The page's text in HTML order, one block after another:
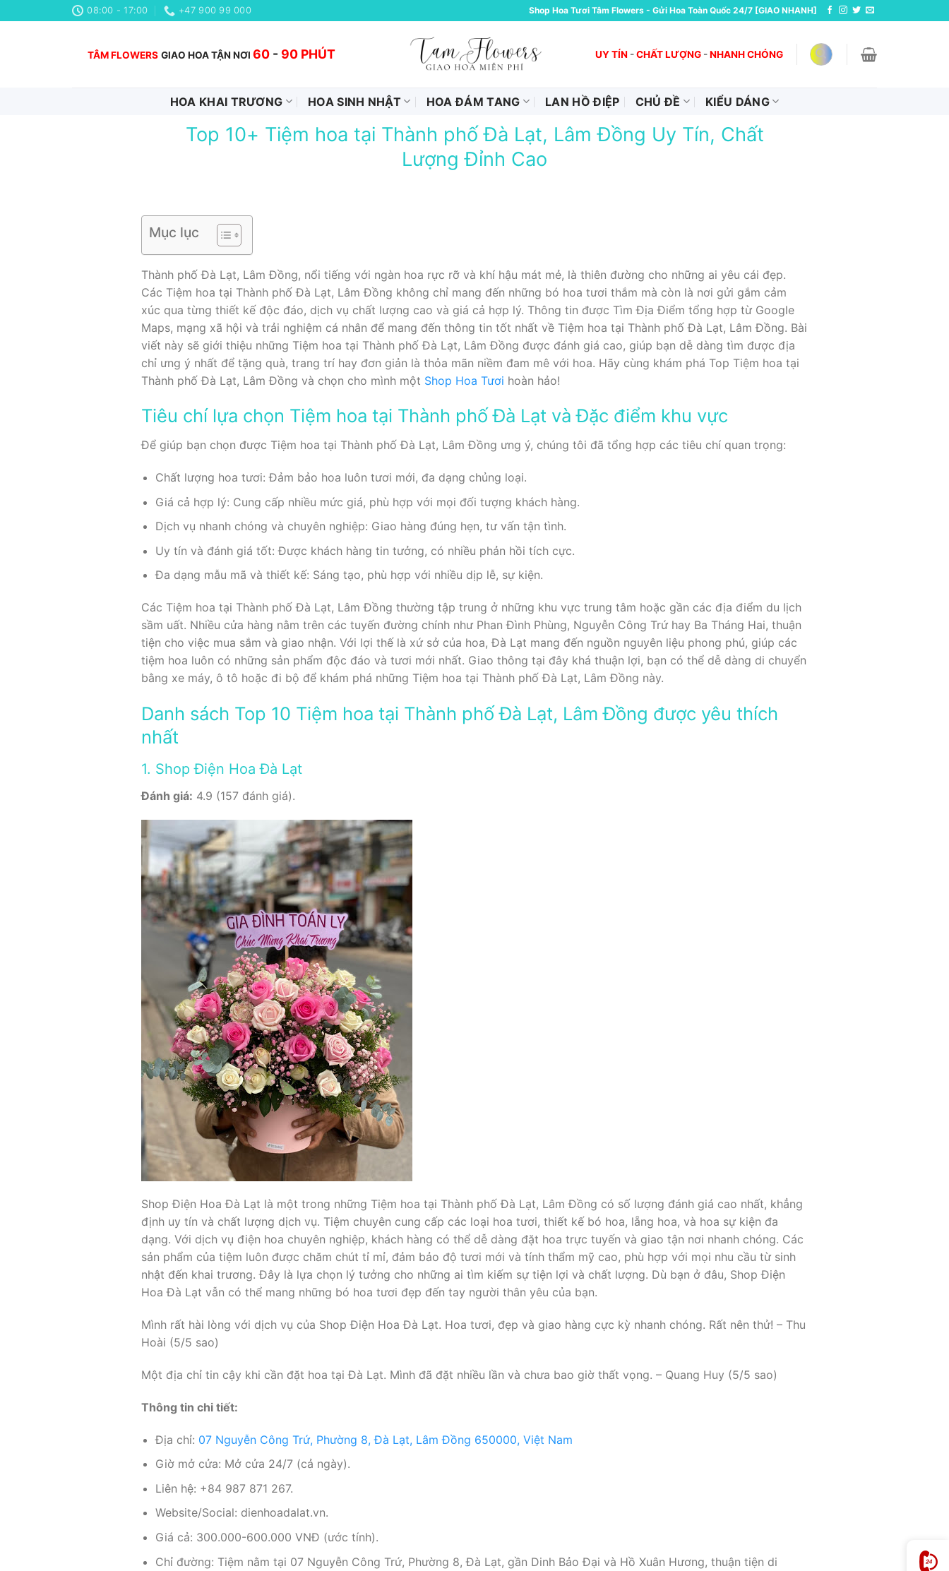
đến
08:00 - 17:00 +47 900 99 000 Shop Hoa Tươi Tâm Flowers - Gửi Hoa Toàn Quốc 24/7 [GIAO NHANH]
TÂM FLOWERS GIAO HOA TẬN NƠI 60 - 90 PHÚT UY TÍN -CHẤT LƯỢNG -NHANH CHÓNG
HOA KHAI TRƯƠNG HOA SINH NHẬT HOA ĐÁM TANG LAN HỒ ĐIỆP CHỦ ĐỀ KIỂU DÁNG
Top 10+ Tiệm hoa tại Thành phố Đà Lạt, Lâm Đồng Uy Tín, Chất
Lượng Đỉnh Cao
Mục lục
Thành phố Đà Lạt, Lâm Đồng, nổi tiếng với ngàn hoa rực rỡ và khí hậu mát mẻ, là thiên đường cho những ai yêu cái đẹp.
Các Tiệm hoa tại Thành phố Đà Lạt, Lâm Đồng không chỉ mang đến những bó hoa tươi thắm mà còn là nơi gửi gắm cảm
xúc qua từng thiết kế độc đáo, dịch vụ chất lượng cao và giá cả hợp lý. Thông tin được Tìm Địa Điểm tổng hợp từ Google
Maps, mạng xã hội và trải nghiệm cá nhân để mang đến thông tin tốt nhất về Tiệm hoa tại Thành phố Đà Lạt, Lâm Đồng. Bài
viết này sẽ giới thiệu những Tiệm hoa tại Thành phố Đà Lạt, Lâm Đồng được đánh giá cao, giúp bạn dễ dàng tìm được địa
chỉ ưng ý nhất để tặng quà, trang trí hay đơn giản là thỏa mãn niềm đam mê với hoa. Hãy cùng khám phá Top Tiệm hoa tại
Thành phố Đà Lạt, Lâm Đồng và chọn cho mình một Shop Hoa Tươi hoàn hảo!
Tiêu chí lựa chọn Tiệm hoa tại Thành phố Đà Lạt và Đặc điểm khu vực
Để giúp bạn chọn được Tiệm hoa tại Thành phố Đà Lạt, Lâm Đồng ưng ý, chúng tôi đã tổng hợp các tiêu chí quan trọng:
Chất lượng hoa tươi: Đảm bảo hoa luôn tươi mới, đa dạng chủng loại.
Giá cả hợp lý: Cung cấp nhiều mức giá, phù hợp với mọi đối tượng khách hàng.
Dịch vụ nhanh chóng và chuyên nghiệp: Giao hàng đúng hẹn, tư vấn tận tình.
Uy tín và đánh giá tốt: Được khách hàng tin tưởng, có nhiều phản hồi tích cực.
Đa dạng mẫu mã và thiết kế: Sáng tạo, phù hợp với nhiều dịp lễ, sự kiện.
Các Tiệm hoa tại Thành phố Đà Lạt, Lâm Đồng thường tập trung ở những khu vực trung tâm hoặc gần các địa điểm du lịch
sầm uất. Nhiều cửa hàng nằm trên các tuyến đường chính như Phan Đình Phùng, Nguyễn Công Trứ hay Ba Tháng Hai, thuận
tiện cho việc mua sắm và giao nhận. Với lợi thế là xứ sở của hoa, Đà Lạt mang đến nguồn nguyên liệu phong phú, giúp các
tiệm hoa luôn có những sản phẩm độc đáo và tươi mới nhất. Giao thông tại đây khá thuận lợi, bạn có thể dễ dàng di chuyển
bằng xe máy, ô tô hoặc đi bộ để khám phá những Tiệm hoa tại Thành phố Đà Lạt, Lâm Đồng này.
Danh sách Top 10 Tiệm hoa tại Thành phố Đà Lạt, Lâm Đồng được yêu thích
nhất
1. Shop Điện Hoa Đà Lạt
Đánh giá: 4.9 (157 đánh giá).
Shop Điện Hoa Đà Lạt là một trong những Tiệm hoa tại Thành phố Đà Lạt, Lâm Đồng có số lượng đánh giá cao nhất, khẳng
định uy tín và chất lượng dịch vụ. Tiệm chuyên cung cấp các loại hoa tươi, thiết kế bó hoa, lẵng hoa, và hoa sự kiện đa
dạng. Với dịch vụ điện hoa chuyên nghiệp, khách hàng có thể dễ dàng đặt hoa trực tuyến và giao tận nơi nhanh chóng. Các
sản phẩm của tiệm luôn được chăm chút tỉ mỉ, đảm bảo độ tươi mới và tính thẩm mỹ cao, phù hợp với mọi nhu cầu từ sinh
nhật đến khai trương. Đây là lựa chọn lý tưởng cho những ai tìm kiếm sự tiện lợi và chất lượng. Dù bạn ở đâu, Shop Điện
Hoa Đà Lạt vẫn có thể mang những bó hoa tươi đẹp đến tay người thân yêu của bạn.
Mình rất hài lòng với dịch vụ của Shop Điện Hoa Đà Lạt. Hoa tươi, đẹp và giao hàng cực kỳ nhanh chóng. Rất nên thử! – Thu
Hoài (5/5 sao)
Một địa chỉ tin cậy khi cần đặt hoa tại Đà Lạt. Mình đã đặt nhiều lần và chưa bao giờ thất vọng. – Quang Huy (5/5 sao)
Thông tin chi tiết:
Địa chỉ: 07 Nguyễn Công Trứ, Phường 8, Đà Lạt, Lâm Đồng 650000, Việt Nam
Giờ mở cửa: Mở cửa 24/7 (cả ngày).
Liên hệ: +84 987 871 267.
Website/Social: dienhoadalat.vn.
Giá cả: 300.000-600.000 VNĐ (ước tính).
Chỉ đường: Tiệm nằm tại 07 Nguyễn Công Trứ, Phường 8, Đà Lạt, gần Dinh Bảo Đại và Hồ Xuân Hương, thuận tiện di